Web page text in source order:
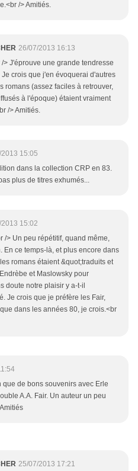
/> Amitiés.
26/07/2013 16:13
/> J'éprouve une grande tendresse
crois que j'en évoquerai d'autres
romans (assez faciles à retrouver,
à l'époque) étaient vraiment
/> Amitiés.
15:05
dans la collection CRP en 83.
plus de titres exhumés...
15:02
/> Un peu répétitif, quand même,
En ce temps-là, et plus encore dans
romans étaient &quot;traduits et
et Maslowsky pour
doute notre plaisir y a-t-il
Je crois que je préfère les Fair,
dans les années 80, je crois.<br
que de bons souvenirs avec Erle
A.A. Fair. Un auteur un peu
25/07/2013 17:21